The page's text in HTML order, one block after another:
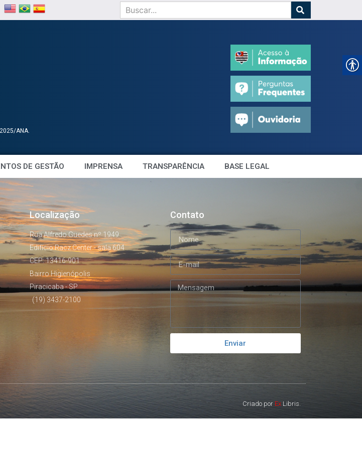
ANA.
DE GESTÃO IMPRENSA TRANSPARÊNCIA BASE LEGAL
Localização
Rua Alfredo Guedes nº 1949
Edifício Racz Center - sala 604
CEP: 13416-901
Bairro Higienópolis
Piracicaba - SP
(19) 3437-2100
Contato
Enviar
Criado por Ex Libris.